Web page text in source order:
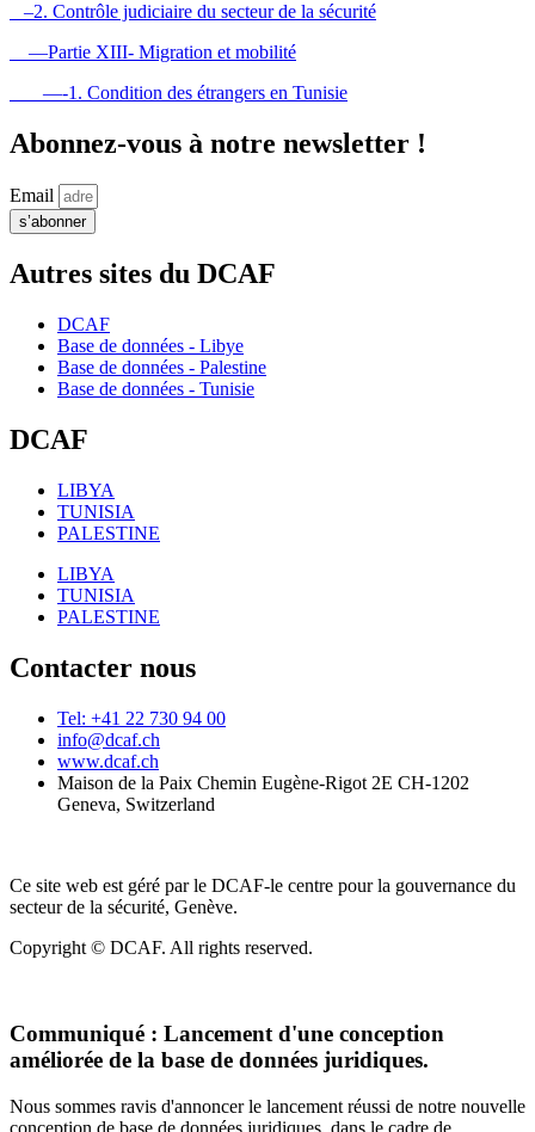
–2. Contrôle judiciaire du secteur de la sécurité
—Partie XIII- Migration et mobilité
—-1. Condition des étrangers en Tunisie
Abonnez-vous à notre newsletter !
Email
s’abonner
Autres sites du DCAF
DCAF
Base de données - Libye
Base de données - Palestine
Base de données - Tunisie
DCAF
LIBYA
TUNISIA
PALESTINE
LIBYA
TUNISIA
PALESTINE
Contacter nous
Tel: +41 22 730 94 00
info@dcaf.ch
www.dcaf.ch
Maison de la Paix Chemin Eugène-Rigot 2E CH-1202
Geneva, Switzerland
Ce site web est géré par le DCAF-le centre pour la gouvernance du
secteur de la sécurité, Genève.
Copyright © DCAF. All rights reserved.
Communiqué : Lancement d'une conception
améliorée de la base de données juridiques.
Nous sommes ravis d'annoncer le lancement réussi de notre nouvelle